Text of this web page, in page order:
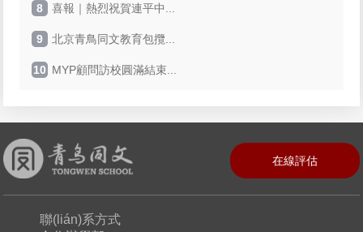
8 喜報｜熱烈祝賀連平中...
9 北京青鳥同文教育包攬...
10 MYP顧問訪校圓滿結束...
在線評估
聯(lián)系方式